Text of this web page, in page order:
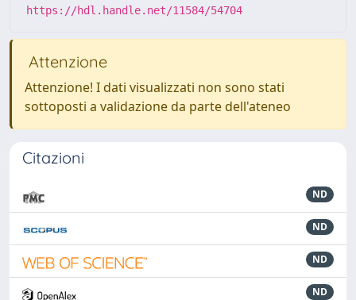
https://hdl.handle.net/11584/54704
Attenzione
Attenzione! I dati visualizzati non sono stati
sottoposti a validazione da parte dell'ateneo
Citazioni
ND
ND
ND
ND